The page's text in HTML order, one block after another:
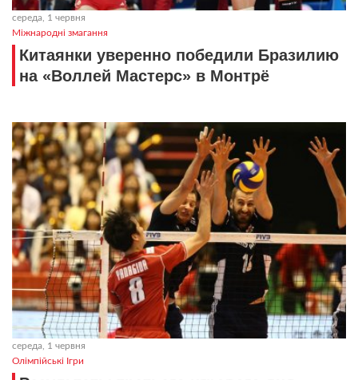
середа, 1 червня
Міжнародні змагання
Китаянки уверенно победили Бразилию
на «Воллей Мастерс» в Монтрё
середа, 1 червня
Олімпійські Ігри